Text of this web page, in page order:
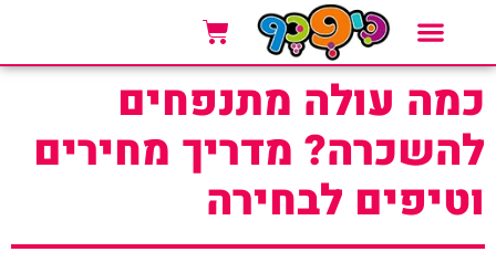
כמה עולה מתנפחים
להשכרה? מדריך מחירים
וטיפים לבחירה